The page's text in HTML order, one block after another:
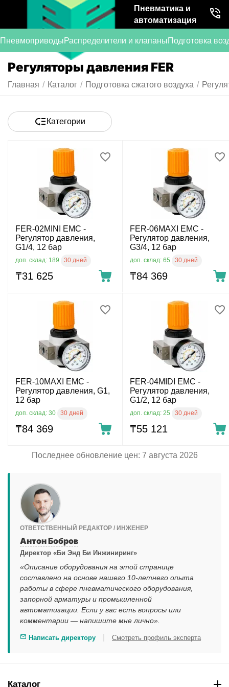
Пневматика и
автоматизация
ПневмоприводыРаспределители и клапаныПодготовка
Регуляторы давления FER
Главная / Каталог / Подготовка сжатого воздуха /
Категории
FER-02MINI EMC -
Регулятор давления,
G1/4, 12 бар
доп. склад: 189 30 дней
₸31 625
FER-06MAXI EMC -
Регулятор давления,
G3/4, 12 бар
доп. склад: 65 30 дней
₸84 369
FER-10MAXI EMC -
Регулятор давления, G1,
12 бар
доп. склад: 30 30 дней
₸84 369
FER-04MIDI EMC -
Регулятор давления,
G1/2, 12 бар
доп. склад: 25 30 дней
₸55 121
Последнее обновление цен: 7 августа 2026
ОТВЕТСТВЕННЫЙ РЕДАКТОР / ИНЖЕНЕР
Антон Бобров
Директор «Би Энд Би Инжиниринг»
«Описание оборудования на этой странице
составлено на основе нашего 10-летнего опыта
работы в сфере пневматического оборудования,
запорной арматуры и промышленной
автоматизации. Если у вас есть вопросы или
комментарии — напишите мне лично».
Написать директору Смотреть профиль эксперта
Каталог